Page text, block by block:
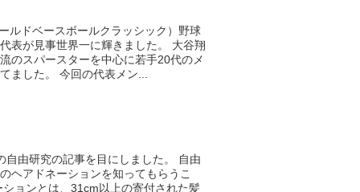
ルドベースボールクラッシック）野球
表が見事世界一に輝きました。 大谷翔
のスパースターを中心に若手20代のメ
ました。 今回の代表メン...
自由研究の記事を目にしました。 自由
ヘアドネーションを知ってもらうこ
ョンとは、31cm以上の寄付された髪